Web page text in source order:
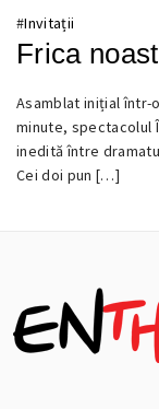
#Invitații
Frica
15
NOIEMBRIE
2020
Asamblat inițial într-
minute, spectacolul
inedită între
Cei doi pun […]